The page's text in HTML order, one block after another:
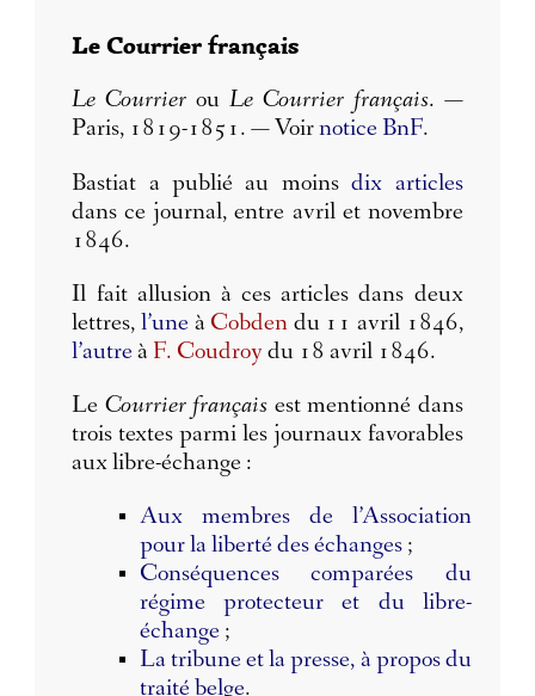
Le Courrier français
Le Courrier ou Le Courrier français. —
Paris, 1819-1851. — Voirnotice BnF.
Bastiat a publié au moinsdix articles
dans ce journal, entre avril et novembre
1846.
Il fait allusion à ces articles dans deux
lettres,l’une à Cobden du 11 avril 1846,
l’autre à F. Coudroydu 18 avril 1846.
Le Courrier français est mentionné dans
trois textes parmi les journaux favorables
aux libre-échange :
Aux membres de l’Association
pour la liberté des échanges;
Conséquences comparées du
régime protecteur et du libre-
échange ;
La tribune et la presse, à propos du
traité belge.